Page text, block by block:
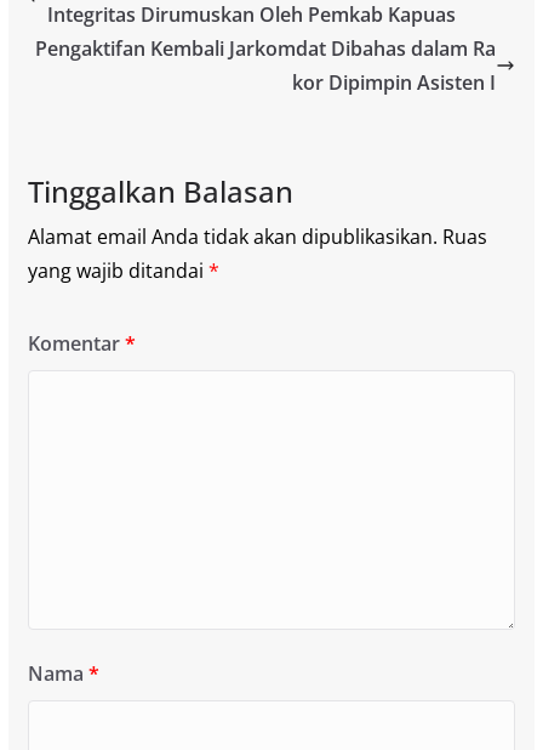
Integritas Dirumuskan Oleh Pemkab Kapuas
Pengaktifan Kembali Jarkomdat Dibahas dalam Ra
kor Dipimpin Asisten I
Tinggalkan Balasan
Alamat email Anda tidak akan dipublikasikan. Ruas
yang wajib ditandai *
Komentar*
Nama *